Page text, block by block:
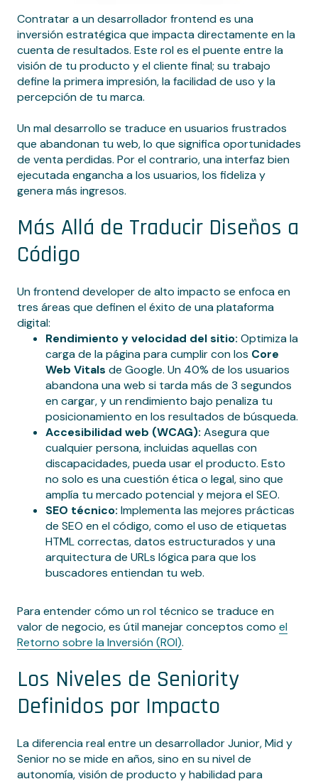
Contratar a un desarrollador frontend es una
inversión estratégica que impacta directamente en la
cuenta de resultados. Este rol es el puente entre la
visión de tu producto y el cliente final; su trabajo
define la primera impresión, la facilidad de uso y la
percepción de tu marca.
Un mal desarrollo se traduce en usuarios frustrados
que abandonan tu web, lo que significa oportunidades
de venta perdidas. Por el contrario, una interfaz bien
ejecutada engancha a los usuarios, los fideliza y
genera más ingresos.
Más Allá de Traducir Diseños a
Código
Un frontend developer de alto impacto se enfoca en
tres áreas que definen el éxito de una plataforma
digital:
Rendimiento y velocidad del sitio: Optimiza la
carga de la página para cumplir con los Core
Web Vitals de Google. Un 40% de los usuarios
abandona una web si tarda más de 3 segundos
en cargar, y un rendimiento bajo penaliza tu
posicionamiento en los resultados de búsqueda.
Accesibilidad web (WCAG): Asegura que
cualquier persona, incluidas aquellas con
discapacidades, pueda usar el producto. Esto
no solo es una cuestión ética o legal, sino que
amplía tu mercado potencial y mejora el SEO.
SEO técnico: Implementa las mejores prácticas
de SEO en el código, como el uso de etiquetas
HTML correctas, datos estructurados y una
arquitectura de URLs lógica para que los
buscadores entiendan tu web.
Para entender cómo un rol técnico se traduce en
valor de negocio, es útil manejar conceptos como el
Retorno sobre la Inversión (ROI).
Los Niveles de Seniority
Definidos por Impacto
La diferencia real entre un desarrollador Junior, Mid y
Senior no se mide en años, sino en su nivel de
autonomía, visión de producto y habilidad para